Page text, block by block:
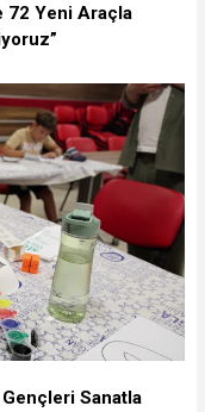
72 Yeni Araçla
Gençleri Sanatla